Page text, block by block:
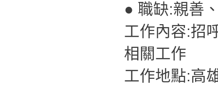
● 職缺:親善
工作內容:招
相關工作
工作地點:高